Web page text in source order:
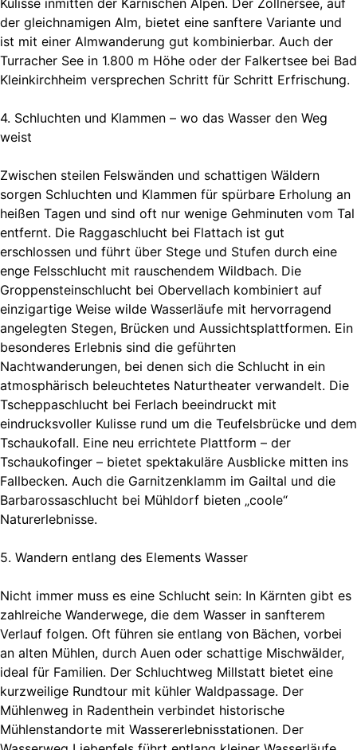
Kulisse inmitten der Karnischen Alpen. Der Zollnersee, auf
der gleichnamigen Alm, bietet eine sanftere Variante und
ist mit einer Almwanderung gut kombinierbar. Auch der
Turracher See in 1.800 m Höhe oder der Falkertsee bei Bad
Kleinkirchheim versprechen Schritt für Schritt Erfrischung.
4. Schluchten und Klammen – wo das Wasser den Weg
weist
Zwischen steilen Felswänden und schattigen Wäldern
sorgen Schluchten und Klammen für spürbare Erholung an
heißen Tagen und sind oft nur wenige Gehminuten vom Tal
entfernt. Die Raggaschlucht bei Flattach ist gut
erschlossen und führt über Stege und Stufen durch eine
enge Felsschlucht mit rauschendem Wildbach. Die
Groppensteinschlucht bei Obervellach kombiniert auf
einzigartige Weise wilde Wasserläufe mit hervorragend
angelegten Stegen, Brücken und Aussichtsplattformen. Ein
besonderes Erlebnis sind die geführten
Nachtwanderungen, bei denen sich die Schlucht in ein
atmosphärisch beleuchtetes Naturtheater verwandelt. Die
Tscheppaschlucht bei Ferlach beeindruckt mit
eindrucksvoller Kulisse rund um die Teufelsbrücke und dem
Tschaukofall. Eine neu errichtete Plattform – der
Tschaukofinger – bietet spektakuläre Ausblicke mitten ins
Fallbecken. Auch die Garnitzenklamm im Gailtal und die
Barbarossaschlucht bei Mühldorf bieten „coole“
Naturerlebnisse.
5. Wandern entlang des Elements Wasser
Nicht immer muss es eine Schlucht sein: In Kärnten gibt es
zahlreiche Wanderwege, die dem Wasser in sanfterem
Verlauf folgen. Oft führen sie entlang von Bächen, vorbei
an alten Mühlen, durch Auen oder schattige Mischwälder,
ideal für Familien. Der Schluchtweg Millstatt bietet eine
kurzweilige Rundtour mit kühler Waldpassage. Der
Mühlenweg in Radenthein verbindet historische
Mühlenstandorte mit Wassererlebnisstationen. Der